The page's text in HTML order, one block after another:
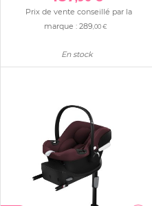
Prix de vente conseillé par la
marque :289 ,00 €
En stock